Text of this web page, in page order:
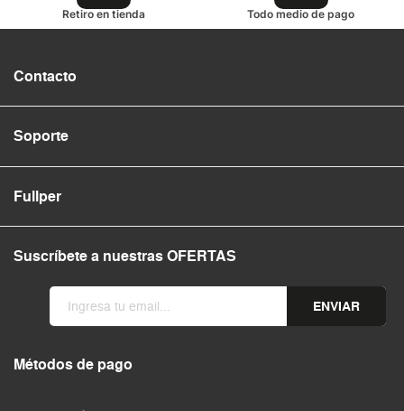
Retiro en tienda Todo medio de pago
Contacto
Soporte
Fullper
Suscríbete a nuestras OFERTAS
ENVIAR
Métodos de pago